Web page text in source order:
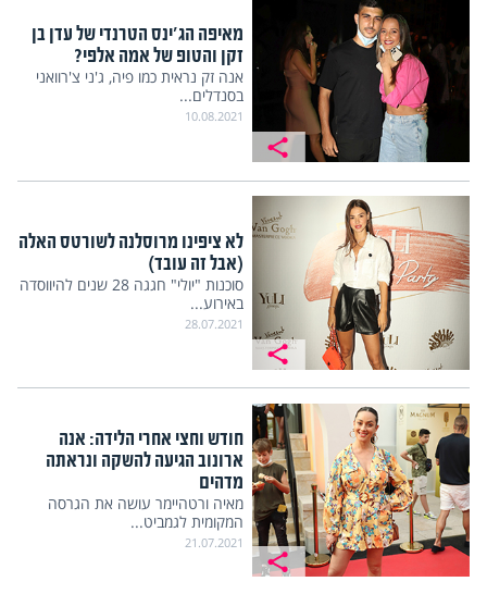
מאיפה הג'ינס הטרנדי של עדן בן
זקן והטופ של אמה אלפי?
אנה זק נראית כמו פיה, ג'ני צ'רוואני
בסנדלים...
10.08.2021
לא ציפינו מרוסלנה לשורטס האלה
(אבל זה עובד)
סוכנות "יולי" חגגה 28 שנים להיווסדה
באירוע...
28.07.2021
חודש וחצי אחרי הלידה: אנה
ארונוב הגיעה להשקה ונראתה
מדהים
מאיה ורטהיימר עושה את הגרסה
המקומית לגמביט...
21.07.2021